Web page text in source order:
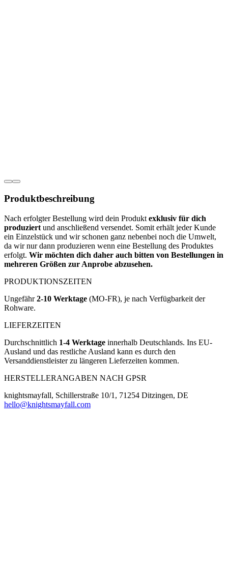
Produkt­­beschreibung
Nach erfolgter Bestellung wird dein Produkt exklusiv für dich
produziert und anschließend versendet. Somit erhält jeder Kunde
ein Einzelstück und wir schonen ganz nebenbei noch die Umwelt,
da wir nur dann produzieren wenn eine Bestellung des Produktes
erfolgt. Wir möchten dich daher auch bitten von Bestellungen in
mehreren Größen zur Anprobe abzusehen.
PRODUKTIONSZEITEN
Ungefähr2-10 Werktage (MO-FR), je nach Verfügbarkeit der
Rohware.
LIEFERZEITEN
Durchschnittlich 1-4 Werktage innerhalb Deutschlands. Ins EU-
Ausland und das restliche Ausland kann es durch den
Versanddienstleister zu längeren Lieferzeiten kommen.
HERSTELLERANGABEN NACH GPSR
knightsmayfall, Schillerstraße 10/1, 71254 Ditzingen, DE
hello@knightsmayfall.com